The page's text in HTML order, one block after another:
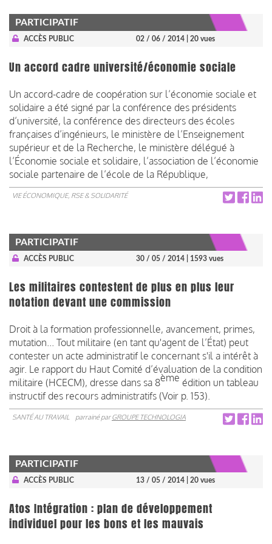
PARTICIPATIF
ACCÈS PUBLIC 02 / 06 / 2014 | 20 vues
Un accord cadre université/économie sociale
Un accord-cadre de coopération sur l’économie sociale et
solidaire a été signé par la conférence des présidents
d’université, la conférence des directeurs des écoles
françaises d’ingénieurs, le ministère de l’Enseignement
supérieur et de la Recherche, le ministère délégué à
l’Économie sociale et solidaire, l’association de l’économie
sociale partenaire de l’école de la République,
VIE ÉCONOMIQUE, RSE & SOLIDARITÉ
PARTICIPATIF
ACCÈS PUBLIC 30 / 05 / 2014 | 1593 vues
Les militaires contestent de plus en plus leur
notation devant une commission
Droit à la formation professionnelle, avancement, primes,
mutation... Tout militaire (en tant qu'agent de l’État) peut
contester un acte administratif le concernant s'il a intérêt à
agir. Le rapport du Haut Comité d’évaluation de la condition
militaire (HCECM), dresse dans sa 8ème édition un tableau
instructif des recours administratifs (Voir p. 153).
SANTÉ AU TRAVAIL parrainé parGROUPE TECHNOLOGIA
PARTICIPATIF
ACCÈS PUBLIC 13 / 05 / 2014 | 20 vues
Atos Intégration : plan de développement
individuel pour les bons et les mauvais